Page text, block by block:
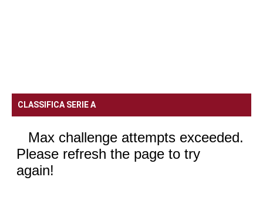
CLASSIFICA SERIE A